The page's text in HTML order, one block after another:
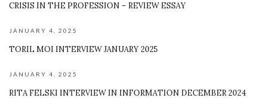
CRISIS IN THE PROFESSION – REVIEW ESSAY
JANUARY 4, 2025
TORIL MOI INTERVIEW JANUARY 2025
JANUARY 4, 2025
RITA FELSKI INTERVIEW IN INFORMATION DECEMBER 2024